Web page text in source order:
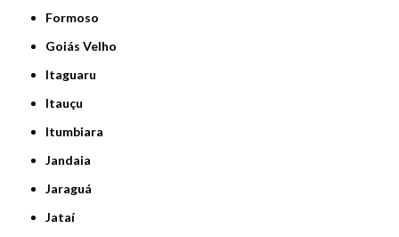
Formoso
Goiás Velho
Itaguaru
Itauçu
Itumbiara
Jandaia
Jaraguá
Jataí